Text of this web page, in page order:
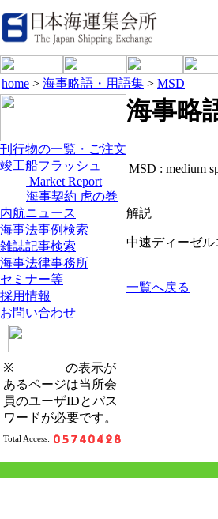
home > 海事略語・用語集 > MSD
刊行物の一覧・ご注文
竣工船フラッシュ
Market Report
海事契約 虎の巻
内航ニュース
海事法事例検索
雑誌記事検索
海事法律事務所
セミナー等
採用情報
お問い合わせ
※
の表示が
あるページは当所会
員のユーザIDとパス
ワードが必要です。
Total Access:
海事略
MSD : medium
解説
中速ディーゼル
一覧へ戻る